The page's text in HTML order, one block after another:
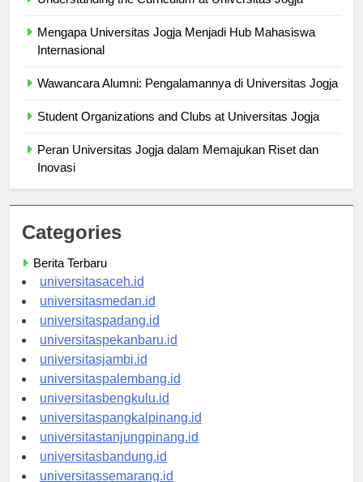
Mengapa Universitas Jogja Menjadi Hub Mahasiswa
Peran Universitas Jogja dalam Memajukan Riset dan
Categories
Berita Terbaru
universitasaceh.id
universitasmedan.id
universitaspadang.id
universitaspekanbaru.id
universitasjambi.id
universitaspalembang.id
universitasbengkulu.id
universitaspangkalpinang.id
universitastanjungpinang.id
universitasbandung.id